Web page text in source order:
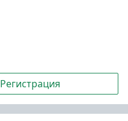
Регистрация